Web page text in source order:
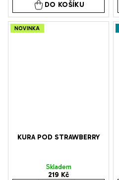
DO KOŠÍKU
NOVINKA
KURA POD STRAWBERRY
Skladem
219 Kč